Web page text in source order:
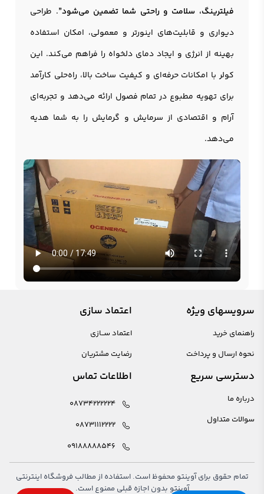
فیلترینگ، سلامت و راحتی شما تضمین می‌شود”. طراحی
دیواری و قابلیت‌های اینورتر و معمولی، امکان استفاده
بهینه از انرژی و ایجاد دمای دلخواه را فراهم می‌کند. این
کولر با امکانات حرفه‌ای و کیفیت ساخت بالا، راه‌حلی کارآمد
برای تهویه مطبوع در تمام فصول ارائه می‌دهد و تجربه‌ای
آرام و اقتصادی از سرمایش و گرمایش را به شما هدیه
می‌دهد.
سرویسهای ویژه
راهنمای خرید
نحوه ارسال و پرداخت
اعتماد سازی
اعتماد ســازی
رضایت مشتریان
دسترسی سریع
درباره ما
سوالات متداول
اطلاعات تماس
08734222224
08731112222
09188888546
تمام حقوق برای آوینتو محفوظ است. استفاده از مطالب فروشگاه اینترنتی
آوینتو بدون اجازه قبلی ممنوع است.